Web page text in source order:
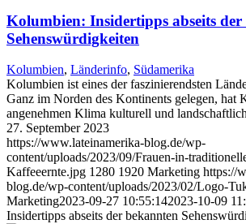
Kolumbien: Insidertipps abseits der
Sehenswürdigkeiten
Kolumbien, Länderinfo, Südamerika
Kolumbien ist eines der faszinierendsten
Ganz im Norden des Kontinents gelegen, hat
angenehmen Klima kulturell und
27. September 2023
https://www.lateinamerika-blog.de/wp-
content/uploads/2023/09/Frauen-in-
Kaffeeernte.jpg 1280 1920 Marketing https://
blog.de/wp-content/uploads/2023/02/Logo-
Marketing2023-09-27 10:55:142023-10-09
Insidertipps abseits der bekannten